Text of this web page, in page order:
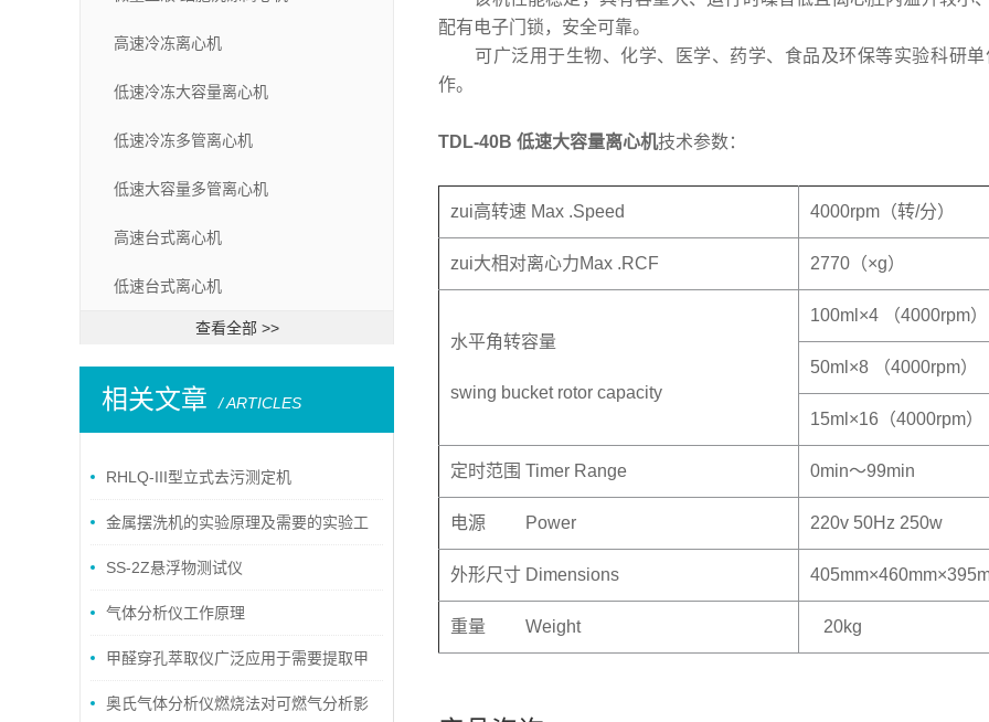
高速冷冻离心机
低速冷冻大容量离心机
低速冷冻多管离心机
低速大容量多管离心机
高速台式离心机
低速台式离心机
查看全部 >>
相关文章 / ARTICLES
RHLQ-III型立式去污测定机
金属摆洗机的实验原理及需要的实验工
具 SS-2Z悬浮物测试仪
气体分析仪工作原理
甲醛穿孔萃取仪广泛应用于需要提取甲
醛溶液中有机成分的领域
奥氏气体分析仪燃烧法对可燃气分析影
配有电子门锁，安全可靠。
可广泛用于生物、化学、医学、药学、食品及环保等实验科研单
作。
TDL-40B 低速大容量离心机技术参数：
zui高转速 Max .Speed 4000rpm（转/分）
zui大相对离心力Max .RCF 2770（×g）
水平角转容量
swing bucket rotor capacity
100ml×4 （4000rpm）
50ml×8 （4000rpm）
15ml×16（4000rpm）
定时范围 Timer Range 0min～99min
电源 Power 220v 50Hz 250w
外形尺寸 Dimensions
重量 Weight 20kg